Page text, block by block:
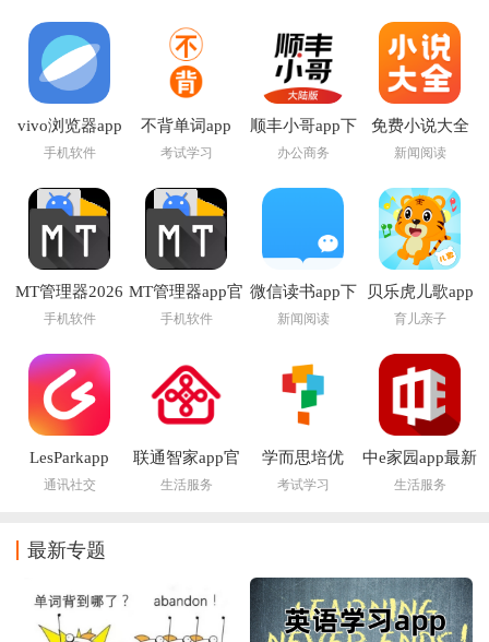
vivo浏览器app
手机软件
不背单词app
考试学习
顺丰小哥app下
载
办公商务
免费小说大全
app下载
新闻阅读
MT管理器2026
官方最新版本
手机软件
MT管理器app官
方版下载
手机软件
微信读书app下
载安装官方版
新闻阅读
贝乐虎儿歌app
育儿亲子
LesParkapp
通讯社交
联通智家app官
方正版
生活服务
学而思培优
考试学习
中e家园app最新
版下载安装
生活服务
最新专题